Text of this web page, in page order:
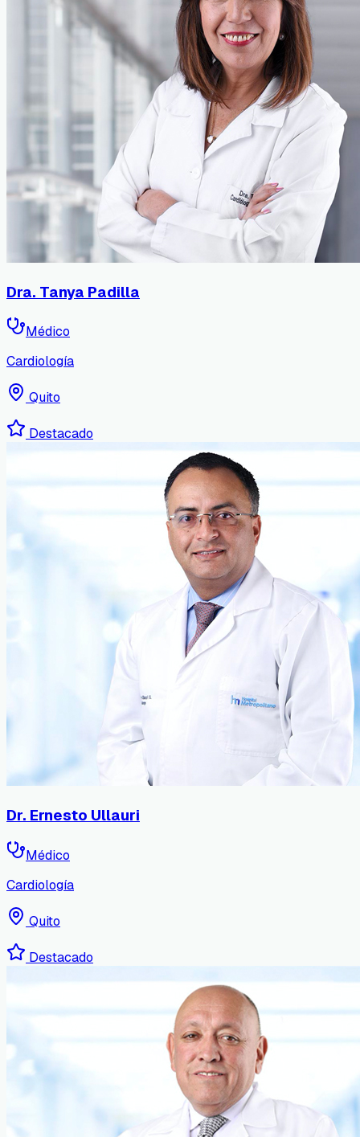
Dra. Tanya Padilla
Médico
Cardiología
Quito
Destacado
Dr. Ernesto Ullauri
Médico
Cardiología
Quito
Destacado